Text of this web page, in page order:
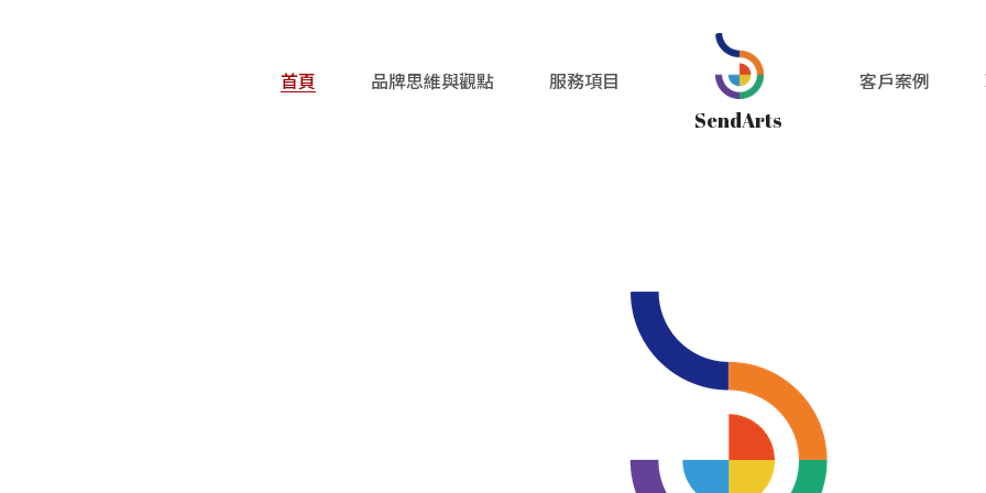
首頁 品牌思維與觀點
服務項目
SendArts
客戶案例